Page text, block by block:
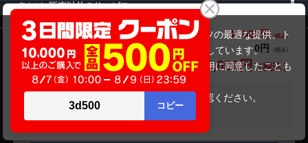
HP ProBook 650 G5（第8世代CPU）
商品価格(税込) 44,000円
オプション小計価格(税込)
0円
商品合計価格(税込)
44,000円
在庫がありません
パソコン販売以外のサービス
お問い合わせ
受付時間：10:00~19:00(休業:日曜日)
当サイトでは利用体験の向上およびコンテンツの最適な提供、ト
ラフィックの分析を目的としてCookieを使用しています。
サイトの閲覧を継続された場合、Cookieの利用に同意したことも
のといたします。
をご確認ください。
承諾する